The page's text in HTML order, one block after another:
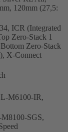
120mm (27,5:
ICR (Integrated
Zero-Stack 1
Zero-Stack
X-Connect
M6100-IR,
SGS,